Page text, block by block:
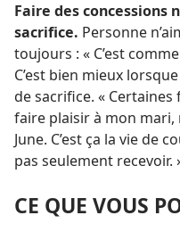
Faire des concessions
sacrifice. Personne
toujours : « C’est
C’est bien mieux
de sacrifice. « Certaines
faire plaisir à mon mari,
June. C’est ça la vie de
pas seulement recevoir.
CE QUE VOUS